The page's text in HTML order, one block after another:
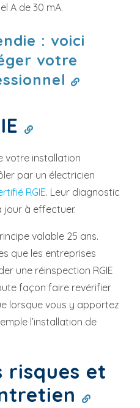
A de 30 mA.
: voici
votre
votre installation
par un électricien
RGIE. Leur diagnostic
jour à effectuer.
valable 25 ans.
que les entreprises
une réinspection RGIE
façon faire revérifier
lorsque vous y apportez
l’installation de
risques et